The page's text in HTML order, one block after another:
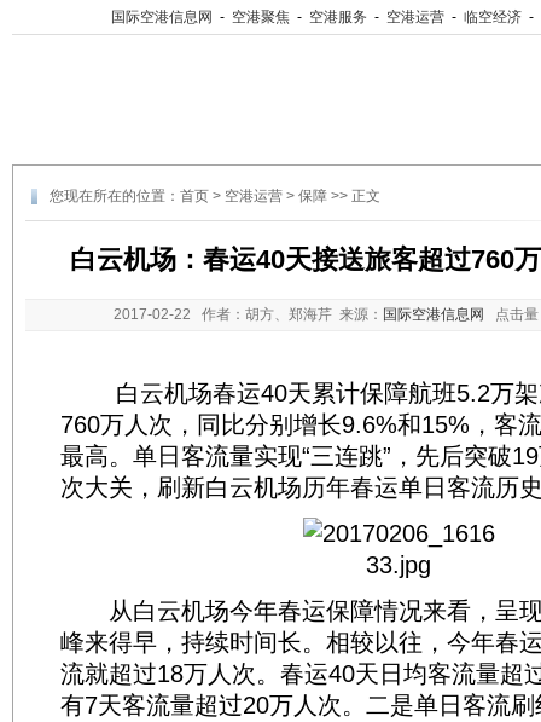
国际空港信息网 - 空港聚焦 - 空港服务 - 空港运营 - 临空经济 -
您现在所在的位置： 首页 > 空港运营 > 保障 >> 正文
白云机场：春运40天接送旅客超过760
2017-02-22 作者：胡方、郑海芹 来源： 国际空港信息网 点击量
白云机场春运40天累计保障航班5.2万架
760万人次，同比分别增长9.6%和15%，客
最高。单日客流量实现“三连跳”，先后突破
次大关，刷新白云机场历年春运单日客流历
从白云机场今年春运保障情况来看，呈
峰来得早，持续时间长。相较以往，今年春
流就超过18万人次。春运40天日均客流量超
有7天客流量超过20万人次。二是单日客流刷